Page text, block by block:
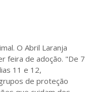
O Abril Laranja
feira de adoção. "De 7
11 e 12,
de proteção